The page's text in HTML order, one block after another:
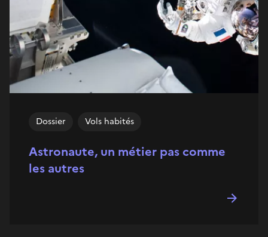
Astronaute, un métier pas comme
les autres
Dossier Vols habités